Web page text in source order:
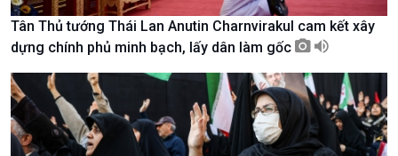
Trước giờ mở cửa
Dòng chảy Kinh tế
Sức sống hàng Việt
Khởi nghiệp
Tuyên chiến với gian lận
thương mại
đảo
Mùa vàng
Biển đảo Việt Nam
Tâm tình biên giới và hải
đảo
Tìm hiểu biển, đảo Việt
Nam
Tân Thủ tướng Thái Lan Anutin Charnvirakul cam kết xây
dựng chính phủ minh bạch, lấy dân làm gốc